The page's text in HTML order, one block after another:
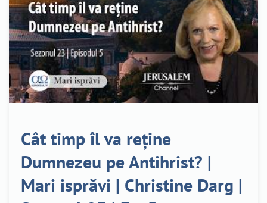
Cât timp îl va reține
Dumnezeu pe Antihrist? |
Mari isprăvi | Christine Darg |